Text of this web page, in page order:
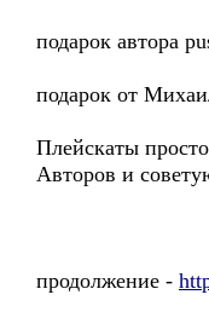
подарок автора
подарок от
Плейскаты
Авторов и
продолжение -